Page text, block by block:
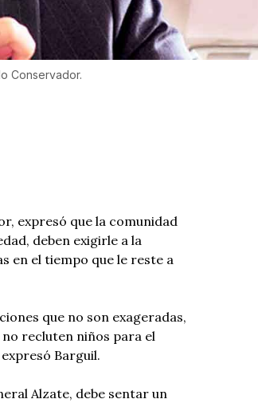
Conservador.
expresó que la comunidad
deben exigirle a la
en el tiempo que le reste a
que no son exageradas,
recluten niños para el
Barguil.
Alzate, debe sentar un